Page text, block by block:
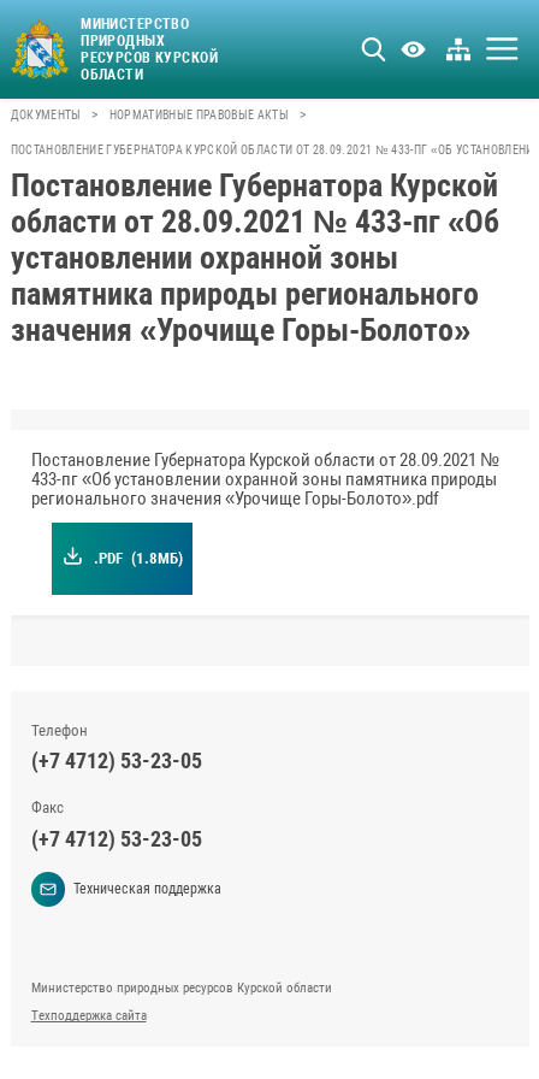
МИНИСТЕРСТВО
ПРИРОДНЫХ
РЕСУРСОВ КУРСКОЙ
ОБЛАСТИ
ДОКУМЕНТЫ > НОРМАТИВНЫЕ ПРАВОВЫЕ АКТЫ >
ПОСТАНОВЛЕНИЕ ГУБЕРНАТОРА КУРСКОЙ ОБЛАСТИ ОТ 28.09.2021 № 433-ПГ «ОБ
Постановление Губернатора Курской
области от 28.09.2021 № 433-пг «Об
установлении охранной зоны
памятника природы регионального
значения «Урочище Горы-Болото»
Постановление Губернатора Курской области от 28.09.2021 №
433-пг «Об установлении охранной зоны памятника природы
регионального значения «Урочище Горы-Болото».pdf
.PDF (1.8МБ)
Телефон
(+7 4712) 53-23-05
Факс
(+7 4712) 53-23-05
Техническая поддержка
Министерство природных ресурсов Курской области
Техподдержка сайта